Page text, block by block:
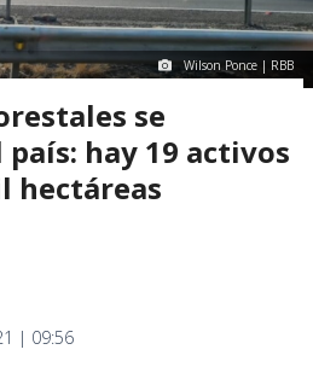
Wilson Ponce | RBB
se
hay 19 activos
hectáreas
| 09:56